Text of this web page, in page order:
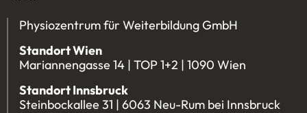
Physiozentrum für Weiterbildung GmbH
Standort Wien
Mariannengasse 14 | TOP 1+2 | 1090 Wien
Standort Innsbruck
Steinbockallee 31 | 6063 Neu-Rum bei Innsbruck